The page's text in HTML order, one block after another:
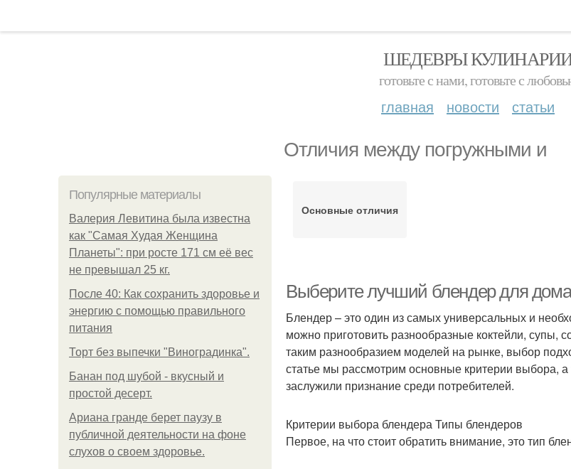
ШЕДЕВРЫ
готовьте с нами, готовьте с
главная новости статьи
Отличия между погружными и
Популярные материалы
Валерия Левитина была известна
как "Самая Худая Женщина
Планеты": при росте 171 см её вес
не превышал 25 кг.
После 40: Как сохранить здоровье и
энергию с помощью правильного
питания
Торт без выпечки "Виноградинка".
Банан под шубой - вкусный и
простой десерт.
Ариана гранде берет паузу в
публичной деятельности на фоне
слухов о своем здоровье.
Основные отличия
Выберите лучший блендер для
Блендер – это один из самых универсальных и
можно приготовить разнообразные коктейли, супы,
таким разнообразием моделей на рынке, выбор
статье мы рассмотрим основные критерии выбора,
заслужили признание среди потребителей.
Критерии выбора блендера Типы блендеров
Первое, на что стоит обратить внимание, это тип